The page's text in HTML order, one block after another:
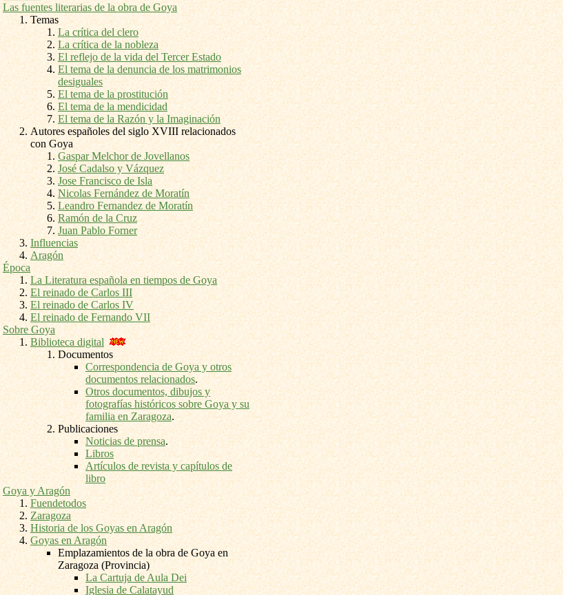
Las fuentes literarias de la obra de Goya
Temas
La crítica del clero
La crítica de la nobleza
El reflejo de la vida del Tercer Estado
El tema de la denuncia de los matrimonios
desiguales
El tema de la prostitución
El tema de la mendicidad
El tema de la Razón y la Imaginación
Autores españoles del siglo XVIII relacionados
con Goya
Gaspar Melchor de Jovellanos
José Cadalso y Vázquez
Jose Francisco de Isla
Nicolas Fernández de Moratín
Leandro Fernandez de Moratín
Ramón de la Cruz
Juan Pablo Forner
Influencias
Aragón
Época
La Literatura española en tiempos de Goya
El reinado de Carlos III
El reinado de Carlos IV
El reinado de Fernando VII
Sobre Goya
Biblioteca digital
Documentos
Correspondencia de Goya y otros
documentos relacionados.
Otros documentos, dibujos y
fotografías históricos sobre Goya y su
familia en Zaragoza.
Publicaciones
Noticias de prensa.
Libros
Artículos de revista y capítulos de
libro
Goya y Aragón
Fuendetodos
Zaragoza
Historia de los Goyas en Aragón
Goyas en Aragón
Emplazamientos de la obra de Goya en
Zaragoza (Provincia)
La Cartuja de Aula Dei
Iglesia de Calatayud